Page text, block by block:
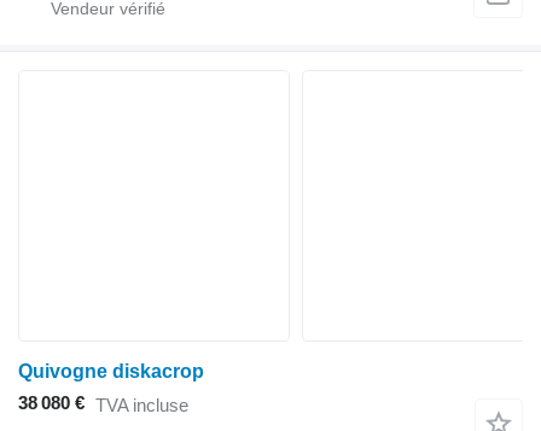
Quivogne diskacrop
38 080 € TVA incluse